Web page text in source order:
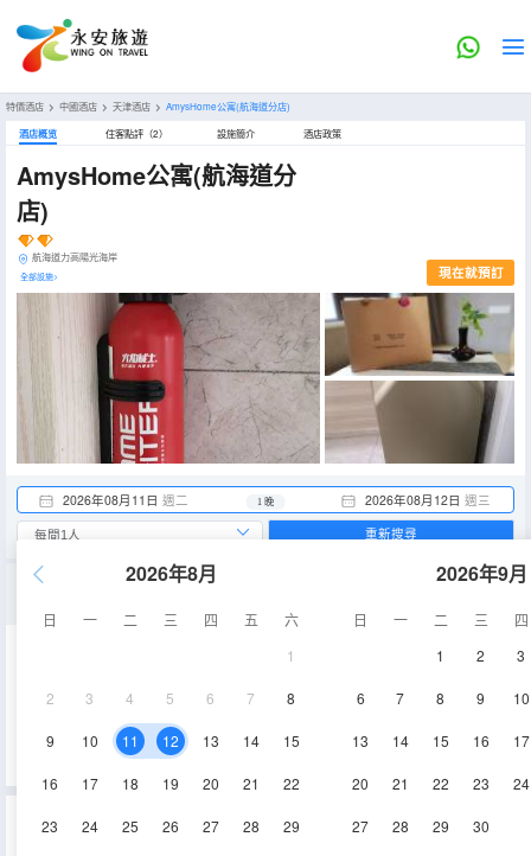
特價酒店 > 中國酒店 > 天津酒店 > AmysHome公寓(航海道分店)
酒店概览 住客點評（2） 設施簡介 酒店政策
AmysHome公寓(航海道分
店)
航海道力高陽光海岸
全部設施> 現在就預訂
2026年08月11日 週二 2026年08月12日 週三
1 晚
2026年8月
日 一 二 三 四 五
六
1
2 3 4 5 6 7 8
9 10 11 12 13 14 15
16 17 18 19 20 21 22
23 24 25 26 27 28 29
2026年9月
日 一 二 三
四
1
2 3
6 7 8 9 10
13 14 15 16 17
20 21 22 23 24
27 28 29 30
重新搜尋
空調
重要資訊